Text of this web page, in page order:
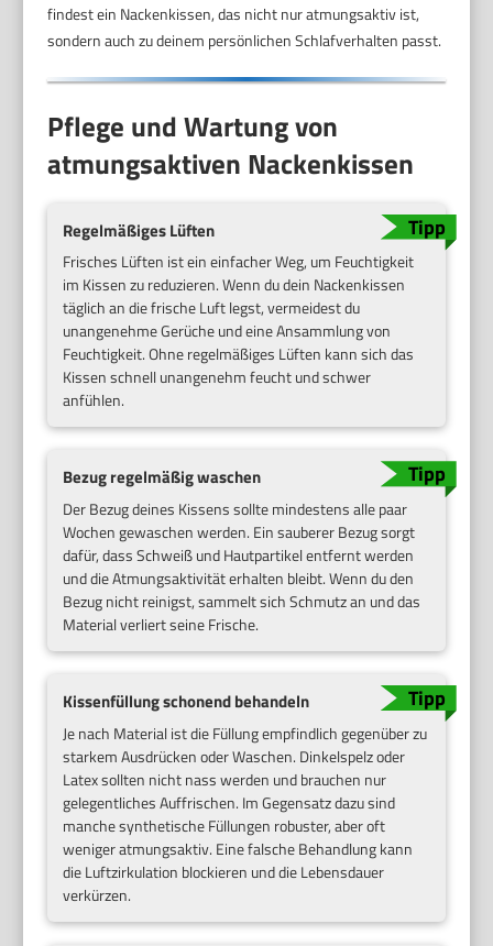
findest ein Nackenkissen, das nicht nur atmungsaktiv ist,
sondern auch zu deinem persönlichen Schlafverhalten passt.
Pflege und Wartung von
atmungsaktiven Nackenkissen
Regelmäßiges Lüften
Frisches Lüften ist ein einfacher Weg, um Feuchtigkeit
im Kissen zu reduzieren. Wenn du dein Nackenkissen
täglich an die frische Luft legst, vermeidest du
unangenehme Gerüche und eine Ansammlung von
Feuchtigkeit. Ohne regelmäßiges Lüften kann sich das
Kissen schnell unangenehm feucht und schwer
anfühlen.
Bezug regelmäßig waschen
Der Bezug deines Kissens sollte mindestens alle paar
Wochen gewaschen werden. Ein sauberer Bezug sorgt
dafür, dass Schweiß und Hautpartikel entfernt werden
und die Atmungsaktivität erhalten bleibt. Wenn du den
Bezug nicht reinigst, sammelt sich Schmutz an und das
Material verliert seine Frische.
Kissenfüllung schonend behandeln
Je nach Material ist die Füllung empfindlich gegenüber zu
starkem Ausdrücken oder Waschen. Dinkelspelz oder
Latex sollten nicht nass werden und brauchen nur
gelegentliches Auffrischen. Im Gegensatz dazu sind
manche synthetische Füllungen robuster, aber oft
weniger atmungsaktiv. Eine falsche Behandlung kann
die Luftzirkulation blockieren und die Lebensdauer
verkürzen.